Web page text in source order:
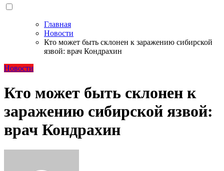
Главная
Новости
Кто может быть склонен к заражению сибирской
язвой: врач Кондрахин
Новости
Кто может быть склонен к
заражению сибирской язвой:
врач Кондрахин